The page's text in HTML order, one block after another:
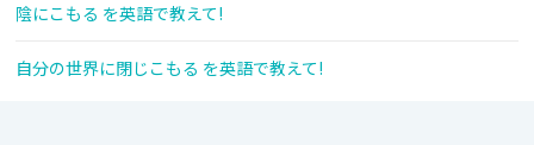
陰にこもる を英語で教えて!
自分の世界に閉じこもる を英語で教えて!